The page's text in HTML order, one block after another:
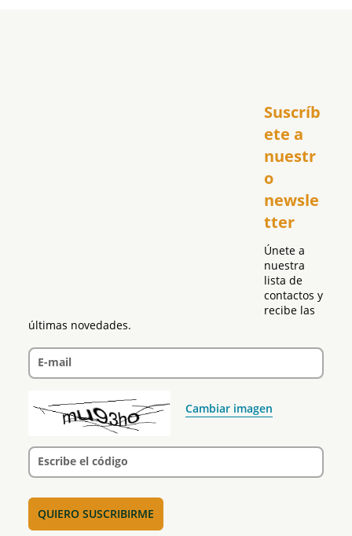
Suscríb
ete a
nuestr
o
newsle
tter
Únete a
nuestra
lista de
contactos y
recibe las
últimas novedades.
E-mail
Cambiar imagen
Escribe el código